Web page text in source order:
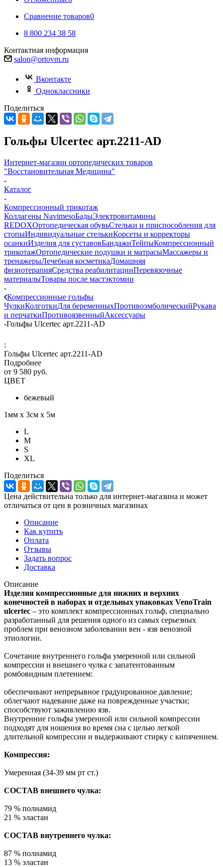
Сравнение товаров0
8 800 234 38 58
Контактная информация
salon@ortovm.ru
Вконтакте
Одноклассники
Поделиться
Гольфы Ulcertec арт.2211-AD
Интернет-магазин ортопедических товаров
"Восстановительная Медицина"
-
Каталог
-
Компрессионный трикотаж
Коллагены NavimesoБадыЭлектровитамины
REDOXОртопедическая обувьСтельки и приспособления для
стопыИндивидуальные стелькиКорсеты и корректоры
осанкиИзделия для суставовБандажиТейпыКомпрессионный
трикотажОртопедические подушки и матрасыМассажеры и
тренажерыЛечебная косметикаДомашняя
физиотерапияСредства реабилитацииПеревязочные
материалыТовары после мастэктомии
-
Компрессионные гольфы
ЧулкиКолготкиДля беременныхПротивоэмболическийРукава
и перчаткиПротивоязвенныйАксессуары
-Гольфы Ulcertec арт.2211-AD
:
Гольфы Ulcertec арт.2211-AD
Подробнее
от 9 580 руб.
ЦВЕТ
бежевый
1мм х 3см х 5м
L
M
S
XL
Поделиться
Цена действительна только для интернет-магазина и может
отличаться от цен в розничных магазинах
Описание
Как купить
Оплата
Отзывы
Задать вопрос
Доставка
Описание
Изделия компрессионные для нижних и верхних
конечностей в наборах и отдельных упаковках VenoTrain
ulcertec – это комплект компрессионных гольф, специально
разработанный для решения одного из самых серьезных
проблем при венозном заболевании вен - язв венозной
этиологии.
Сочетание внутреннего гольфа умеренной или сильной
компрессии и внешнего чулка с запатентованным
ромбовидным плетением:
обеспечивают непрерывное градуированное давление;
облегчают надевание даже на поврежденные участки;
способствуют заживлению язв.
Внутренние гольфы умеренной или сильной компрессии
подходят для ношения во время сна с целью легкой
длительной компрессии и выдерживают стирку с кипячением.
Компрессия:
Умеренная (34-39 мм рт ст.)
СОСТАВ внешнего чулка:
79 % полиамид
21 % эластан
СОСТАВ внутреннего чулка:
87 % полиамид
13 % эластан